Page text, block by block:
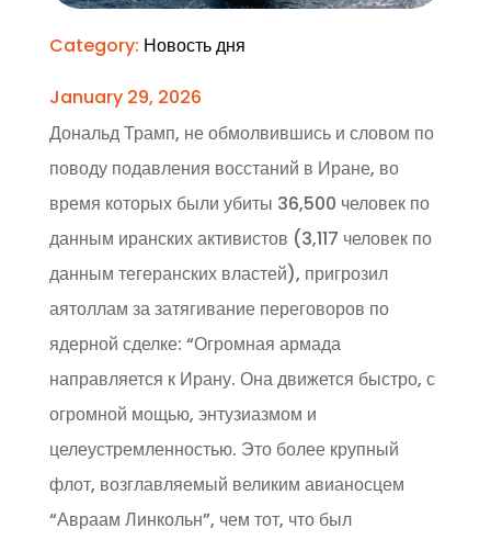
Category: Новость дня
January 29, 2026
Дональд Трамп, не обмолвившись и словом по
поводу подавления восстаний в Иране, во
время которых были убиты 36,500 человек по
данным иранских активистов (3,117 человек по
данным тегеранских властей), пригрозил
аятоллам за затягивание переговоров по
ядерной сделке: “Огромная армада
направляется к Ирану. Она движется быстро, с
огромной мощью, энтузиазмом и
целеустремленностью. Это более крупный
флот, возглавляемый великим авианосцем
“Авраам Линкольн”, чем тот, что был